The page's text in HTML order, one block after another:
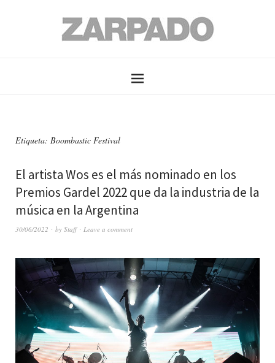
Etiqueta: Boombastic Festival
El artista Wos es el más nominado en los
Premios Gardel 2022 que da la industria de la
música en la Argentina
30/06/2022 by Staff Leave a comment